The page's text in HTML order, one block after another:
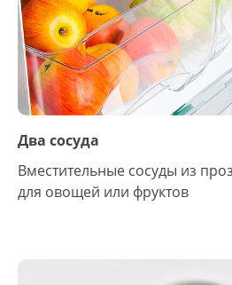
Два сосуда
Вместительные сосуды из
для овощей или фруктов